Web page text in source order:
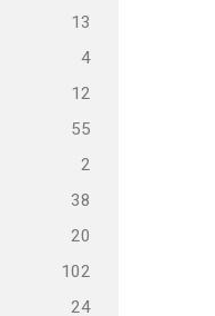
13
4
12
55
2
38
20
102
24